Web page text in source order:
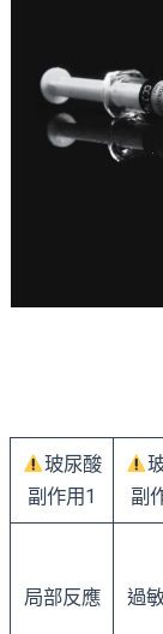
玻尿酸
副作用1
副
局部反應 過